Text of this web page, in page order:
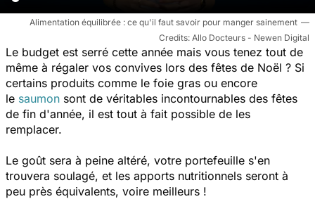
Alimentation équilibrée : ce qu'il faut savoir pour manger sainement
Allo Docteurs - Newen Digital
Le budget est serré cette année mais vous tenez tout de
même à régaler vos convives lors des fêtes de Noël ? Si
certains produits comme le foie gras ou encore
le saumon sont de véritables incontournables des fêtes
de fin d'année, il est tout à fait possible de les
remplacer.
Le goût sera à peine altéré, votre portefeuille s'en
trouvera soulagé, et les apports nutritionnels seront à
peu près équivalents, voire meilleurs !